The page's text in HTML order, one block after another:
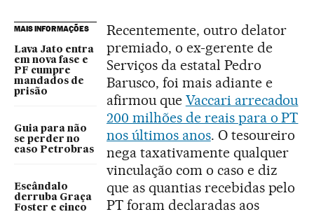
MAIS INFORMAÇÕES
Lava Jato entra
em nova fase e
PF cumpre
mandados de
prisão
Guia para não
se perder no
caso Petrobras
Escândalo
derruba Graça
Foster e cinco
Recentemente, outro delator
premiado, o ex-gerente de
Serviços da estatal Pedro
Barusco, foi mais adiante e
afirmou que Vaccari arrecadou
200 milhões de reais para o PT
nos últimos anos. O tesoureiro
nega taxativamente qualquer
vinculação com o caso e diz
que as quantias recebidas pelo
PT foram declaradas aos